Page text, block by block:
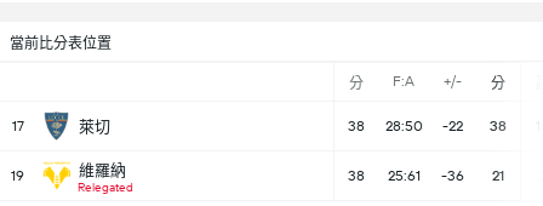
當前比分表位置
分 F:A +/- 分
17 萊切 38 28:50 -22 38
19 維羅納
Relegated
38 25:61 -36 21